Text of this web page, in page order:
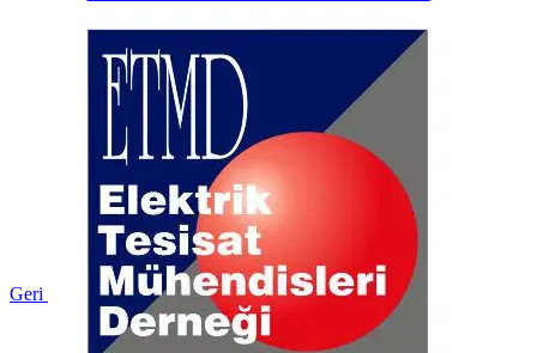
Geri dön Ürünler